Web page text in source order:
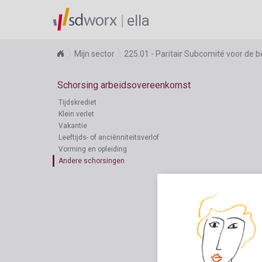
ella
Mijn sector 225.01 - Paritair Subcomité voor de
Schorsing arbeidsovereenkomst
Tijdskrediet
Klein verlet
Vakantie
Leeftijds- of anciënniteitsverlof
Vorming en opleiding
Andere schorsingen